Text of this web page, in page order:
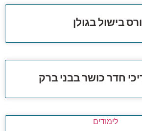
בישול בגולן
חדר כושר בבני ברק